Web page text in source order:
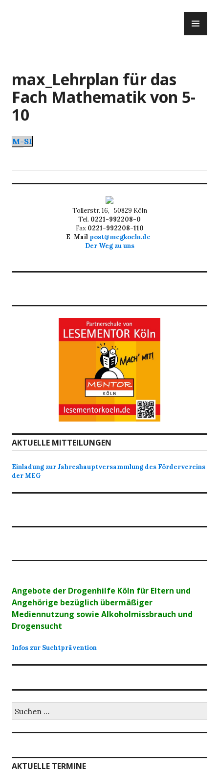
max_Lehrplan für das
Fach Mathematik von 5-
10
M-SI
Tollerstr. 16, 50829 Köln
Tel. 0221-992208-0
Fax 0221-992208-110
E-Mail post@megkoeln.de
Der Weg zu uns
AKTUELLE MITTEILUNGEN
Einladung zur Jahreshauptversammlung des Fördervereins
der MEG
Angebote der Drogenhilfe Köln für Eltern und
Angehörige bezüglich übermäßiger
Mediennutzung sowie Alkoholmissbrauch und
Drogensucht
Infos zur Suchtprävention
nach:
AKTUELLE TERMINE